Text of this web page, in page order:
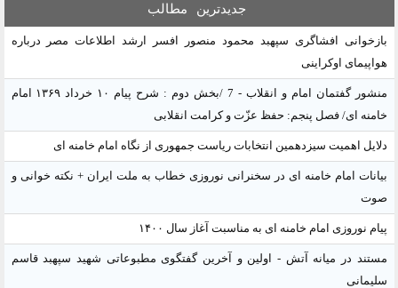
جدیدترین مطالب
بازخوانی افشاگری سپهبد محمود منصور افسر ارشد اطلاعات مصر درباره
هواپیمای اوکراینی
منشور گفتمان امام و انقلاب - 7 /بخش دوم : شرح پیام ۱۰ خرداد ۱۳۶۹ امام
خامنه ای/ فصل پنجم: حفظ عزّت و کرامت انقلابی
دلایل اهمیت سیزدهمین انتخابات ریاست جمهوری از نگاه امام خامنه ای
بیانات امام خامنه ای در سخنرانی نوروزی خطاب به ملت ایران + نکته خوانی و
صوت
پیام نوروزی امام خامنه ای به مناسبت آغاز سال ۱۴۰۰
مستند در میانه آتش - اولین و آخرین گفتگوی مطبوعاتی شهید سپهبد قاسم
سلیمانی